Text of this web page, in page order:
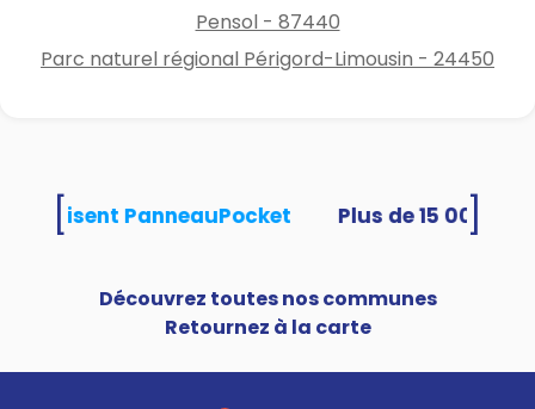
Pensol - 87440
Parc naturel régional Périgord-Limousin - 24450
utilisent PanneauPocket
Découvrez toutes nos communes
Retournez à la carte